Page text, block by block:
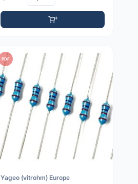
PDF
Yageo (vitrohm) Europe